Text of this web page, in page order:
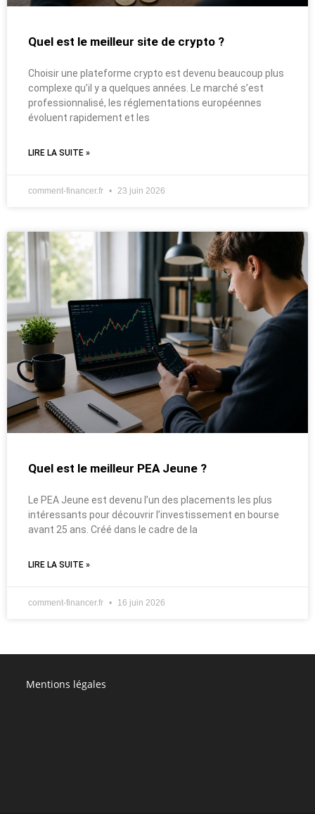
Quel est le meilleur site de crypto ?
Choisir une plateforme crypto est devenu beaucoup plus
complexe qu’il y a quelques années. Le marché s’est
professionnalisé, les réglementations européennes
évoluent rapidement et les
LIRE LA SUITE »
comment-financer.fr 23 juin 2026
Quel est le meilleur PEA Jeune ?
Le PEA Jeune est devenu l’un des placements les plus
intéressants pour découvrir l’investissement en bourse
avant 25 ans. Créé dans le cadre de la
LIRE LA SUITE »
comment-financer.fr 16 juin 2026
Mentions légales